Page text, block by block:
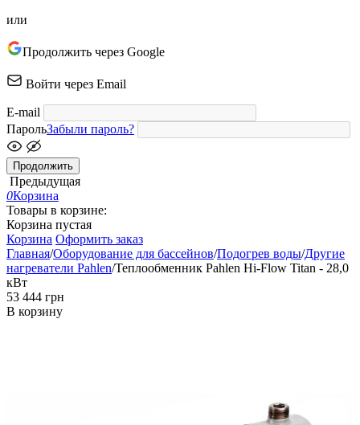
или
Продолжить через Google
Войти через Email
E-mail
ПарольЗабыли пароль?
Продолжить
Предыдущая
0Корзина
Товары в корзине:
Корзина пустая
Корзина Оформить заказ
Главная/Оборудование для бассейнов/Подогрев воды/Другие
нагреватели Pahlen/Теплообменник Pahlen Hi-Flow Titan - 28,0
кВт
‍53 444‍ грн
В корзину